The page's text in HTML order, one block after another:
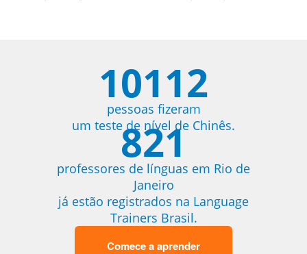
10112
pessoas fizeram
um teste de nível de Chinês.
821
professores de línguas em Rio de
Janeiro
já estão registrados na Language
Trainers Brasil.
Comece a aprender